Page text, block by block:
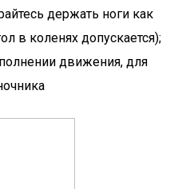
держать ноги как
в коленях допускается);
движения, для